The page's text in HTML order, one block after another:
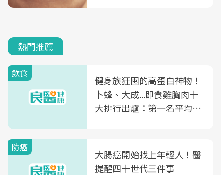
熱門推薦
飲食
健身族狂囤的高蛋白神物！
卜蜂、大成...即食雞胸肉十
大排行出爐：第一名平均一
防癌
大腸癌開始找上年輕人！醫
提醒四十世代三件事